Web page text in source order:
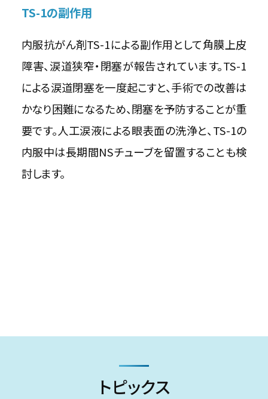
TS-1の副作用
内服抗がん剤TS-1による副作用として角膜上皮
障害、涙道狭窄・閉塞が報告されています。TS-1
による涙道閉塞を一度起こすと、手術での改善は
かなり困難になるため、閉塞を予防することが重
要です。人工涙液による眼表面の洗浄と、TS-1の
内服中は長期間NSチューブを留置することも検
討します。
トピックス